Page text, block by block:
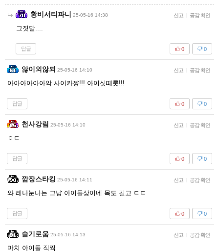
황비서티파니 25-05-16 14:38 신고 | 공감 확인
그짓말....
답글 0
0
않이외않되 25-05-16 14:10 신고 | 공감 확인
아아아아아아악 사이카쨩!!! 아이싯떼룻!!!
답글 0
0
천사강림 25-05-16 14:10 신고 | 공감 확인
ㅇㄷ
답글 0
0
깜장스타킹 25-05-16 14:11 신고 | 공감 확인
와 레나눈나는 그냥 아이돌상이네 목도 길고 ㄷㄷ
답글 0
0
슬기로움 25-05-16 14:13 신고 | 공감 확인
마치 아이돌 직찍